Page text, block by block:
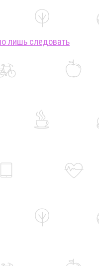
лишь следовать